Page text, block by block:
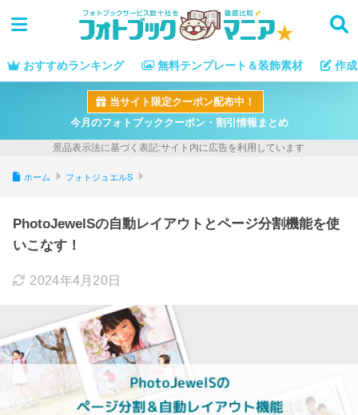
おすすめランキング 無料テンプレート＆装飾素材 作
当サイト限定クーポン配布中！
今月のフォトブッククーポン・割引情報まとめ
ホーム フォトジュエルS
PhotoJewelSの自動レイアウトとページ分割機能を使
いこなす！
2024年4月20日